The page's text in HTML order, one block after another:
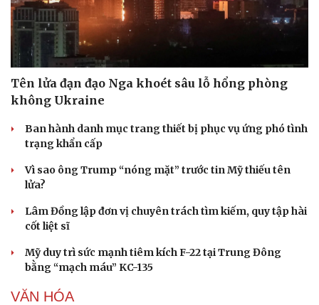
Tên lửa đạn đạo Nga khoét sâu lỗ hổng phòng
không Ukraine
Ban hành danh mục trang thiết bị phục vụ ứng phó tình
trạng khẩn cấp
Vì sao ông Trump “nóng mặt” trước tin Mỹ thiếu tên
lửa?
Lâm Đồng lập đơn vị chuyên trách tìm kiếm, quy tập hài
cốt liệt sĩ
Mỹ duy trì sức mạnh tiêm kích F-22 tại Trung Đông
bằng “mạch máu” KC-135
VĂN HÓA